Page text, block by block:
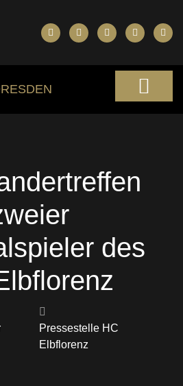
des
Pressestelle HC
Elbflorenz